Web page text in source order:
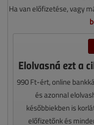
Ha van előfizetése, vagy
Elolvasná ezt a
990 Ft-ért, online
és azonnal
későbbiekben is
előfizetőnk és